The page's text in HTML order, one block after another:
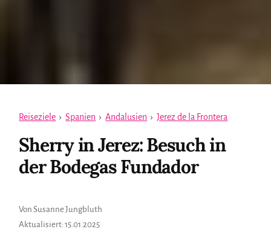
Reiseziele › Spanien › Andalusien › Jerez de la Frontera
Sherry in Jerez: Besuch in
der Bodegas Fundador
Von Susanne Jungbluth
Aktualisiert:15.01.2025